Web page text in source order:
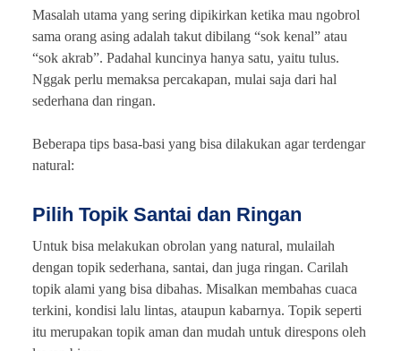
Masalah utama yang sering dipikirkan ketika mau ngobrol
sama orang asing adalah takut dibilang “sok kenal” atau
“sok akrab”. Padahal kuncinya hanya satu, yaitu tulus.
Nggak perlu memaksa percakapan, mulai saja dari hal
sederhana dan ringan.
Beberapa tips basa-basi yang bisa dilakukan agar terdengar
natural:
Pilih Topik Santai dan Ringan
Untuk bisa melakukan obrolan yang natural, mulailah
dengan topik sederhana, santai, dan juga ringan. Carilah
topik alami yang bisa dibahas. Misalkan membahas cuaca
terkini, kondisi lalu lintas, ataupun kabarnya. Topik seperti
itu merupakan topik aman dan mudah untuk direspons oleh